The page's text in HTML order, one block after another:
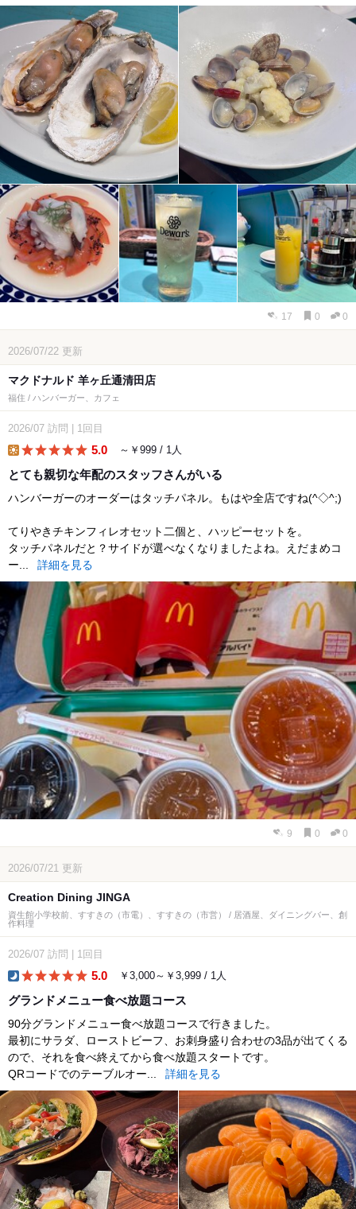
17 0 0
2026/07/22 更新
マクドナルド 羊ヶ丘通清田店
福住 / ハンバーガー、カフェ
2026/07 訪問 1回目
5.0 ～￥999 / 1人
とても親切な年配のスタッフさんがいる
ハンバーガーのオーダーはタッチパネル。もはや全店ですね(^◇^;)
てりやきチキンフィレオセット二個と、ハッピーセットを。
タッチパネルだと？サイドが選べなくなりましたよね。えだまめコ
ー...
詳細を見る
9 0 0
2026/07/21 更新
Creation Dining JINGA
資生館小学校前、すすきの（市電）、すすきの（市営） / 居酒屋、ダイニングバー、創
作料理
2026/07 訪問 1回目
5.0 ￥3,000～￥3,999 / 1人
グランドメニュー食べ放題コース
90分グランドメニュー食べ放題コースで行きました。
最初にサラダ、ローストビーフ、お刺身盛り合わせの3品が出てくる
ので、それを食べ終えてから食べ放題スタートです。
QRコードでのテーブルオー...
詳細を見る